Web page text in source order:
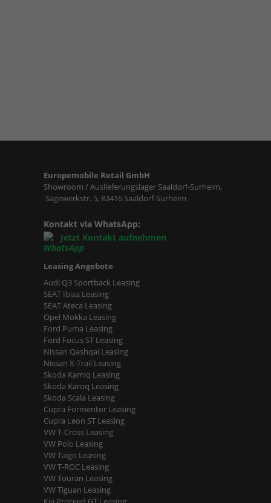
Europemobile Retail GmbH
Showroom / Auslieferungslager Saaldorf-Surheim,
Sägewerkstr. 5, 83416 Saaldorf-Surheim
Kontakt via WhatsApp:
Jetzt Kontakt aufnehmen
Leasing Angebote
Audi Q3 Sportback Leasing
SEAT Ibiza Leasing
SEAT Ateca Leasing
Opel Mokka Leasing
Ford Puma Leasing
Ford Focus ST Leasing
Nissan Qashqai Leasing
Nissan X-Trail Leasing
Skoda Kamiq Leasing
Skoda Karoq Leasing
Skoda Scala Leasing
Cupra Formentor Leasing
Cupra Leon ST Leasing
VW T-Cross Leasing
VW Polo Leasing
VW Taigo Leasing
VW T-ROC Leasing
VW Touran Leasing
VW Tiguan Leasing